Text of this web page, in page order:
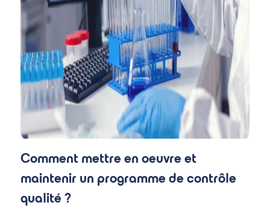
Comment mettre en oeuvre et
maintenir un programme de contrôle
qualité ?